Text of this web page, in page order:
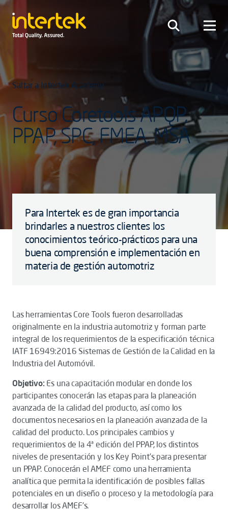
Saltar a Intertek Academy
Curso Coretools APQP,
PPAP, SPC, FMEA, MSA
Para Intertek es de gran importancia
brindarles a nuestros clientes los
conocimientos teórico-prácticos para una
buena comprensión e implementación en
materia de gestión automotriz
Las herramientas Core Tools fueron desarrolladas
originalmente en la industria automotriz y forman parte
integral de los requerimientos de la especificación técnica
IATF 16949:2016 Sistemas de Gestión de la Calidad en la
Industria del Automóvil.
Objetivo: Es una capacitación modular en donde los
participantes conocerán las etapas para la planeación
avanzada de la calidad del producto, así como los
documentos necesarios en la planeación avanzada de la
calidad del producto. Los principales cambios y
requerimientos de la 4ª edición del PPAP, los distintos
niveles de presentación y los Key Point’s para presentar
un PPAP. Conocerán el AMEF como una herramienta
analítica que permita la identificación de posibles fallas
potenciales en un diseño o proceso y la metodología para
desarrollar los AMEF’s.